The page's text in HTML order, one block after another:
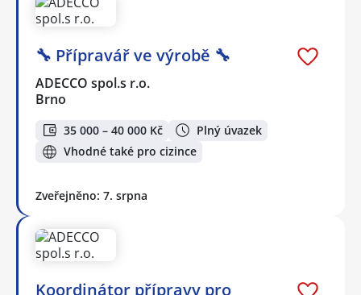
🔧 Přípravář ve výrobě 🔧
ADECCO spol.s r.o.
Brno
35 000 – 40 000 Kč
Plný úvazek
Vhodné také pro cizince
Zveřejněno: 7. srpna
Koordinátor přípravy pro